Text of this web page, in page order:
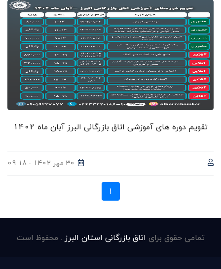
تقویم دوره های آموزشی اتاق بازرگانی البرز آبان ماه 1402
30 مهر 1402 - 09:18
1
تمامی حقوق برای اتاق بازرگانی استان البرز . محفوظ است